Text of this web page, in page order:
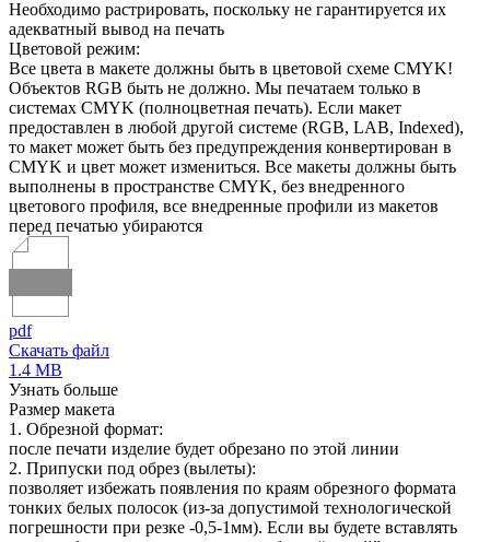
Необходимо растрировать, поскольку не гарантируется их
адекватный вывод на печать
Цветовой режим:
Все цвета в макете должны быть в цветовой схеме CMYK!
Объектов RGB быть не должно. Мы печатаем только в
системах CMYK (полноцветная печать). Если макет
предоставлен в любой другой системе (RGB, LAB, Indexed),
то макет может быть без предупреждения конвертирован в
CMYK и цвет может измениться. Все макеты должны быть
выполнены в пространстве CMYK, без внедренного
цветового профиля, все внедренные профили из макетов
перед печатью убираются
pdf
Скачать файл
1.4 MB
Узнать больше
Размер макета
1. Обрезной формат:
после печати изделие будет обрезано по этой линии
2. Припуски под обрез (вылеты):
позволяет избежать появления по краям обрезного формата
тонких белых полосок (из-за допустимой технологической
погрешности при резке -0,5-1мм). Если вы будете вставлять